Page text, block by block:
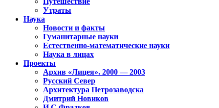
Утраты
Наука
Новости и факты
Гуманитарные науки
Естественно-математические науки
Наука в лицах
Проекты
Архив «Лицея». 2000 — 2003
Русский Север
Архитектура Петрозаводска
Дмитрий Новиков